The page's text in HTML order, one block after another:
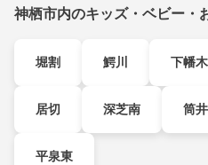
神栖市内のキッズ・ベビー・
堀割 鰐川 下幡木
居切 深芝南 筒井
平泉東